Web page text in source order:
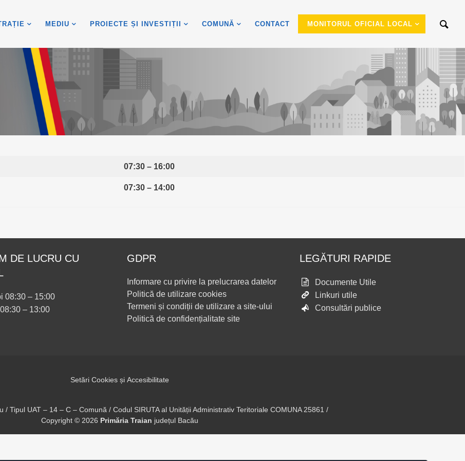
MEDIU PROIECTE ȘI INVESTIȚII COMUNĂ CONTACT MONITORUL OFICIAL LOCAL
07:30 – 16:00
07:30 – 14:00
DE LUCRU CU
08:30 – 15:00
– 13:00
GDPR
Informare cu privire la prelucrarea datelor
Politică de utilizare cookies
Termeni și condiții de utilizare a site-ului
Politică de confidențialitate site
LEGĂTURI RAPIDE
Documente Utile
Linkuri utile
Consultări publice
Setări Cookies și Accesibilitate
/ Tipul UAT – 14 – C – Comună / Codul SIRUTA al Unității Administrativ Teritoriale COMUNA 25861 /
Copyright © 2026 Primăria Traian județul Bacău